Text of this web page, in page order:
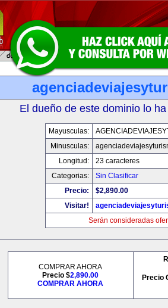
El dueño de este dominio lo
Mayusculas:
Minusculas:
Longitud:
23 caracteres
Categorias:
Sin Clasificar
Precio:
$2,890.00
Visitar!
Serán consideradas
COMPRAR AHORA
Precio $2,890.00
COMPRAR AHORA
Precio